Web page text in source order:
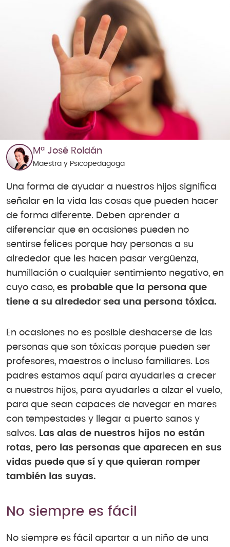
Mª José Roldán
Maestra y Psicopedagoga
Una forma de ayudar a nuestros hijos significa
señalar en la vida las cosas que pueden hacer
de forma diferente. Deben aprender a
diferenciar que en ocasiones pueden no
sentirse felices porque hay personas a su
alrededor que les hacen pasar vergüenza,
humillación o cualquier sentimiento negativo, en
cuyo caso, es probable que la persona que
tiene a su alrededor sea una persona tóxica.
En ocasiones no es posible deshacerse de las
personas que son tóxicas porque pueden ser
profesores, maestros o incluso familiares. Los
padres estamos aquí para ayudarles a crecer
a nuestros hijos, para ayudarles a alzar el vuelo,
para que sean capaces de navegar en mares
con tempestades y llegar a puerto sanos y
salvos. Las alas de nuestros hijos no están
rotas, pero las personas que aparecen en sus
vidas puede que sí y que quieran romper
también las suyas.
No siempre es fácil
No siempre es fácil apartar a un niño de una